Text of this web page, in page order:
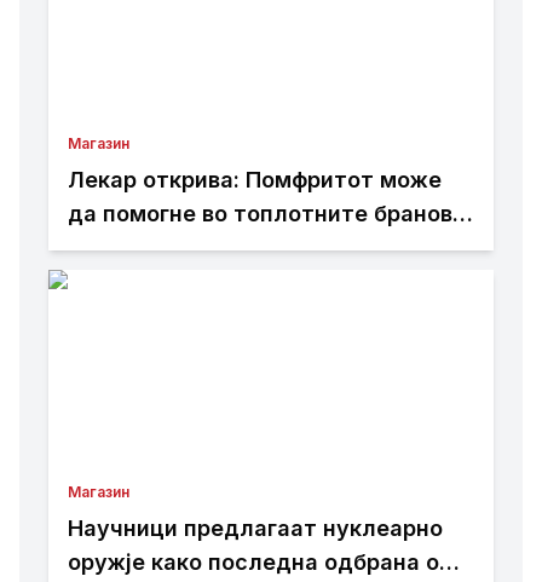
Магазин
Лекар открива: Помфритот може
да помогне во топлотните бранови,
но причината ќе ве изненади
Магазин
Научници предлагаат нуклеарно
оружје како последна одбрана од